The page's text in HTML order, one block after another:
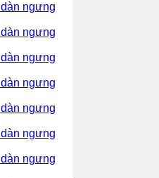
ngưng
ngưng
ngưng
ngưng
ngưng
ngưng
ngưng